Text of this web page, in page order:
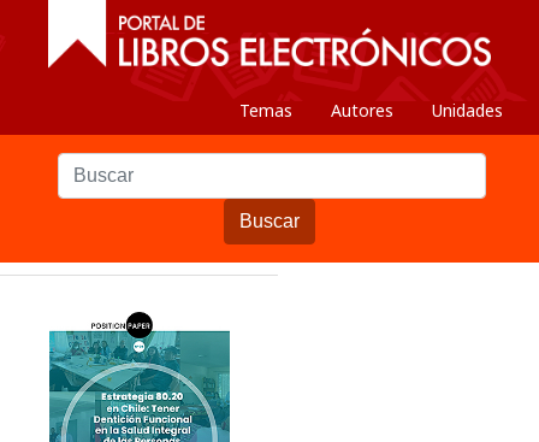
Temas Autores Unidades
Buscar